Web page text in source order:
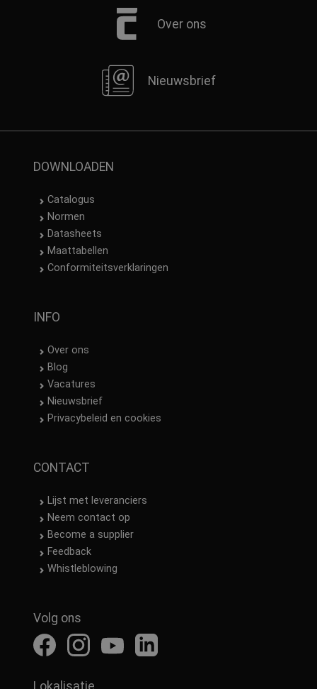
Over ons
Nieuwsbrief
DOWNLOADEN
Catalogus
Normen
Datasheets
Maattabellen
Conformiteitsverklaringen
INFO
Over ons
Blog
Vacatures
Nieuwsbrief
Privacybeleid en cookies
CONTACT
Lijst met leveranciers
Neem contact op
Become a supplier
Feedback
Whistleblowing
Volg ons
Lokalisatie